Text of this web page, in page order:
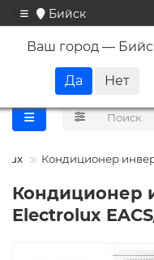
Бийск
Ваш город —
Кондиционер
Кондиционер
Electrolux